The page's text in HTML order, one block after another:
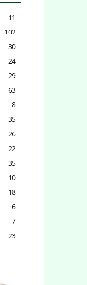
11
102
30
24
29
63
8
35
26
22
35
10
18
6
7
23